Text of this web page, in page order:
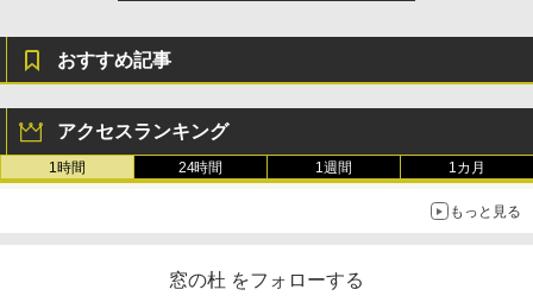
おすすめ記事
アクセスランキング
1時間 24時間 1週間 1カ月
もっと見る
窓の杜 をフォローする